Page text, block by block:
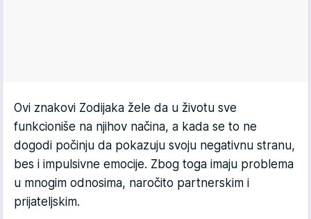
Ovi znakovi Zodijaka žele da u životu sve
funkcioniše na njihov načina, a kada se to ne
dogodi počinju da pokazuju svoju negativnu stranu,
bes i impulsivne emocije. Zbog toga imaju problema
u mnogim odnosima, naročito partnerskim i
prijateljskim.